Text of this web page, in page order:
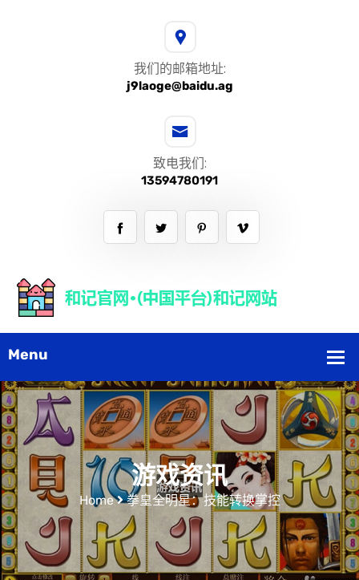
我们的邮箱地址:
j9laoge@baidu.ag
致电我们:
13594780191
游戏资讯
Home 拳皇全明星：技能转换掌控